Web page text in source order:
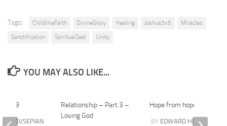
Tags: ChildlikeFaith DivineGlory Healing Joshua3v5
Miracles
Sanctification
SpiritualZeal Unity
YOU MAY ALSO LIKE...
Relationship – Part 3 –
Loving God
Hope from hopelessness
BY EDWARD HOVSEPIAN
2019
HOVSEPIAN